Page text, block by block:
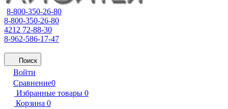
8-800-350-26-80
8-800-350-26-80
4212 72-88-30
8-962-586-17-47
Поиск
Войти
Сравнение0
Избранные товары 0
Корзина 0